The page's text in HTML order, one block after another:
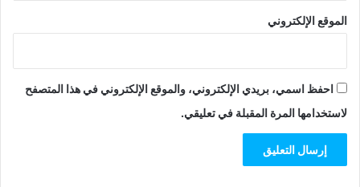
الموقع الإلكتروني
احفظ اسمي، بريدي الإلكتروني، والموقع الإلكتروني في هذا المتصفح
لاستخدامها المرة المقبلة في تعليقي.